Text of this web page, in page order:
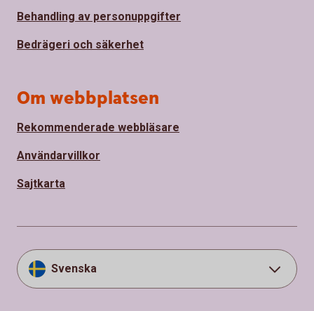
Behandling av personuppgifter
Bedrägeri och säkerhet
Om webbplatsen
Rekommenderade webbläsare
Användarvillkor
Sajtkarta
Svenska